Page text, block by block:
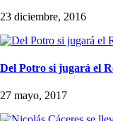
23 diciembre, 2016
Del Potro si jugará el
27 mayo, 2017